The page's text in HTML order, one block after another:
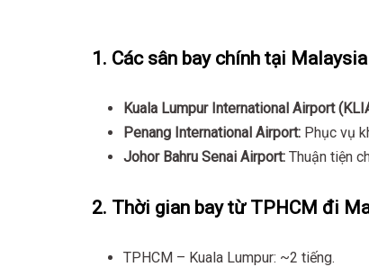
1. Các sân bay chính tại Malaysia
Kuala Lumpur International Airport
Penang International Airport: Phục vụ
Johor Bahru Senai Airport: Thuận tiện
2. Thời gian bay từ TPHCM đi
TPHCM – Kuala Lumpur: ~2 tiếng.